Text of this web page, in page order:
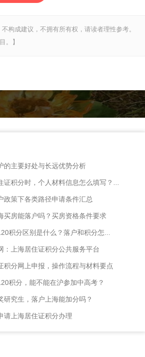
构成建议，不拥有所有权，请读者理性参考。
。】
的主要好处与长远优势分析
证积分时，个人材料信息怎么填写？...
政策下各类路径申请条件汇总
买房能落户吗？买房资格条件要求
积分区别是什么？落户和积分怎...
：上海居住证积分公共服务平台
积分网上申报，操作流程与材料要点
积分，能不能在沪参加中高考？
研究生，落户上海能加分吗？
请上海居住证积分办理